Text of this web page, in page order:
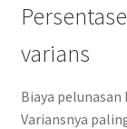
varians
Biaya pelunasan
Variansnya